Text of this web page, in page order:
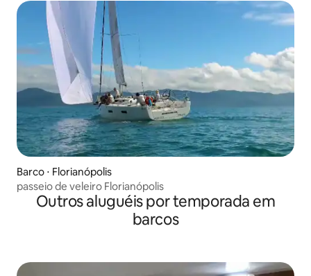
Barco ⋅ Florianópolis
passeio de veleiro Florianópolis
Outros aluguéis por temporada em
barcos